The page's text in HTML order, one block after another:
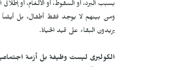
بسبب البرد، أو السقوط، أو الألغام، أو إطلاق
ومن بينهم لا يوجد فقط أطفال، بل أيضاً
يريدون البقاء على قيد الحياة.
الكولبری ليست وظيفة بل أزمة